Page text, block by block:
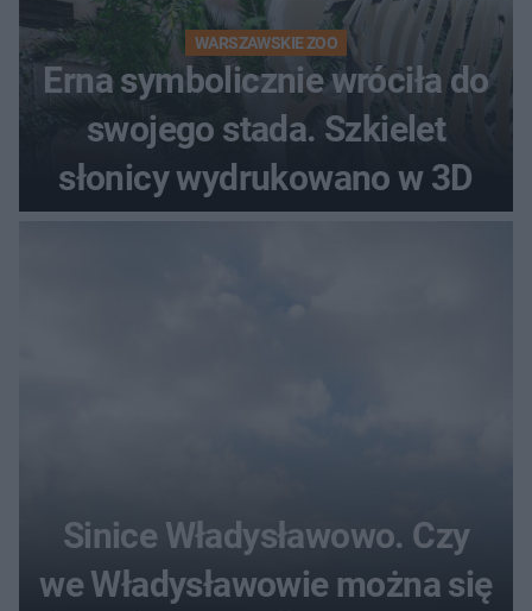
WARSZAWSKIE ZOO
Erna symbolicznie wróciła do
swojego stada. Szkielet
słonicy wydrukowano w 3D
Sinice Władysławowo. Czy
we Władysławowie można się